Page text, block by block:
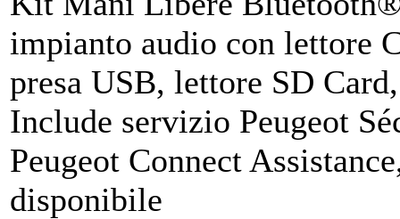
impianto audio con lettore
presa USB, lettore SD
Include servizio Peugeot
Peugeot Connect
disponibile